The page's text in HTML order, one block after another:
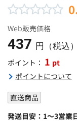
Web販売価格
437 円（税込）
ポイント： 1 pt
ポイントについて
直送商品
発送目安：1～3営業